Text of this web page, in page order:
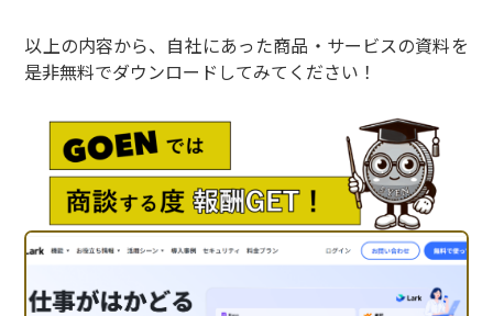
以上の内容から、自社にあった商品・サービスの資料を
是非無料でダウンロードしてみてください！